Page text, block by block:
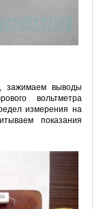
зажимаем выводы
вольтметра
измерения на
показания